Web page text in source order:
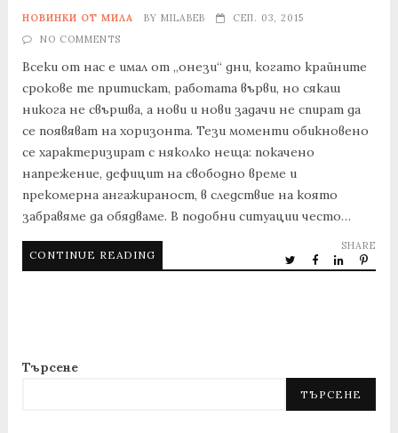
НОВИНКИ ОТ МИЛА BY MILABEB
СЕП. 03, 2015
NO COMMENTS
Всеки от нас е имал от „онези“ дни, когато крайните
срокове те притискат, работата върви, но сякаш
никога не свършва, а нови и нови задачи не спират да
се появяват на хоризонта. Тези моменти обикновено
се характеризират с няколко неща: покачено
напрежение, дефицит на свободно време и
прекомерна ангажираност, в следствие на която
забравяме да обядваме. В подобни ситуации често…
CONTINUE READING
SHARE
Търсене
ТЪРСЕНЕ